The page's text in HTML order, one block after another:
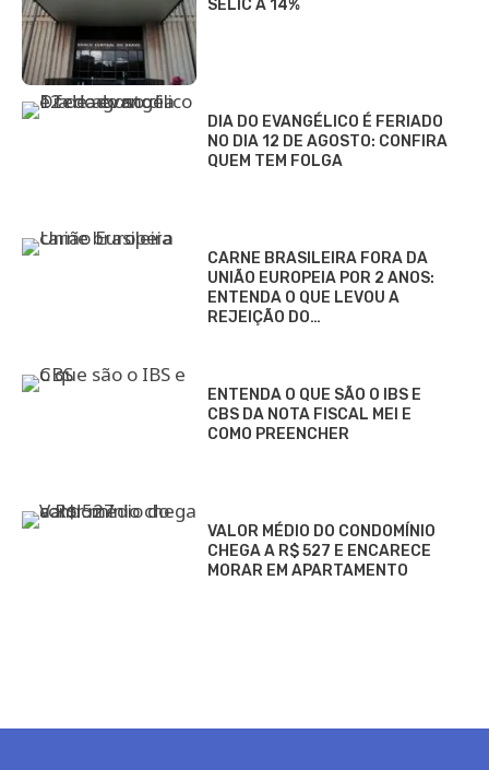
SELIC A 14%
DIA DO EVANGÉLICO É FERIADO
NO DIA 12 DE AGOSTO: CONFIRA
QUEM TEM FOLGA
CARNE BRASILEIRA FORA DA
UNIÃO EUROPEIA POR 2 ANOS:
ENTENDA O QUE LEVOU A
REJEIÇÃO DO…
ENTENDA O QUE SÃO O IBS E
CBS DA NOTA FISCAL MEI E
COMO PREENCHER
VALOR MÉDIO DO CONDOMÍNIO
CHEGA A R$ 527 E ENCARECE
MORAR EM APARTAMENTO